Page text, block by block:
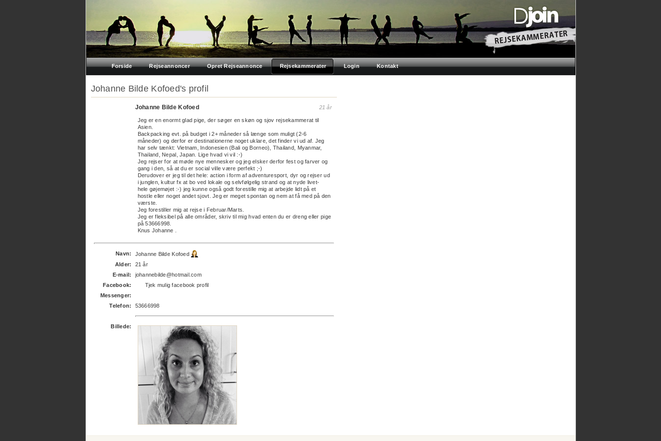
Forside Rejseannoncer Opret Rejseannonce Rejsekammerater Login Kontakt
Johanne Bilde Kofoed's profil
Johanne Bilde Kofoed 21 år
Jeg er en enormt glad pige, der søger en skøn og sjov rejsekammerat til
Asien.
Backpacking evt. på budget i 2+ måneder så længe som muligt (2-6
måneder) og derfor er destinationerne noget uklare, det finder vi ud af. Jeg
har selv tænkt: Vietnam, Indonesien (Bali og Borneo), Thailand, Myanmar,
Thailand, Nepal, Japan. Lige hvad vi vil :-)
Jeg rejser for at møde nye mennesker og jeg elsker derfor fest og farver og
gang i den, så at du er social ville være perfekt ;-)
Derudover er jeg til det hele: action i form af adventuresport, dyr og rejser ud
i junglen, kultur fx at bo ved lokale og selvfølgelig strand og at nyde livet-
hele gøjemøjet :-) jeg kunne også godt forestille mig at arbejde lidt på et
hostle eller noget andet sjovt. Jeg er meget spontan og nem at få med på den
værste.
Jeg forestiller mig at rejse i Februar/Marts.
Jeg er fleksibel på alle områder, skriv til mig hvad enten du er dreng eller pige
på 53666998.
Knus Johanne .
Navn:
Johanne Bilde Kofoed
Alder:
21 år
E-mail:
johannebilde@hotmail.com
Facebook:
Tjek mulig facebook profil
Messenger:
Telefon:
53666998
Billede: